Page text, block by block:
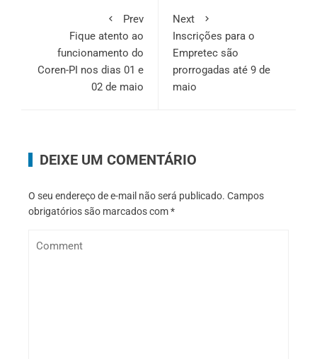
Prev
Fique atento ao
funcionamento do
Coren-PI nos dias 01 e
02 de maio
Next
Inscrições para o
Empretec são
prorrogadas até 9 de
maio
DEIXE UM COMENTÁRIO
O seu endereço de e-mail não será publicado. Campos
obrigatórios são marcados com*